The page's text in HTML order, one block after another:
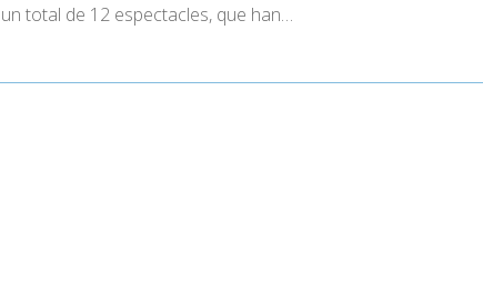
un total de 12 espectacles, que han…